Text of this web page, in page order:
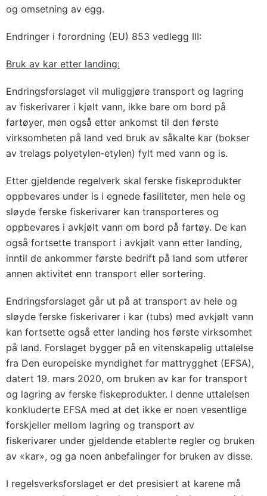
og omsetning av egg.
Endringer i forordning (EU) 853 vedlegg III:
Bruk av kar etter landing:
Endringsforslaget vil muliggjøre transport og lagring
av fiskerivarer i kjølt vann, ikke bare om bord på
fartøyer, men også etter ankomst til den første
virksomheten på land ved bruk av såkalte kar (bokser
av trelags polyetylen‐etylen) fylt med vann og is.
Etter gjeldende regelverk skal ferske fiskeprodukter
oppbevares under is i egnede fasiliteter, men hele og
sløyde ferske fiskerivarer kan transporteres og
oppbevares i avkjølt vann om bord på fartøy. De kan
også fortsette transport i avkjølt vann etter landing,
inntil de ankommer første bedrift på land som utfører
annen aktivitet enn transport eller sortering.
Endringsforslaget går ut på at transport av hele og
sløyde ferske fiskerivarer i kar (tubs) med avkjølt vann
kan fortsette også etter landing hos første virksomhet
på land. Forslaget bygger på en vitenskapelig uttalelse
fra Den europeiske myndighet for mattrygghet (EFSA),
datert 19. mars 2020, om bruken av kar for transport
og lagring av ferske fiskeprodukter. I denne uttalelsen
konkluderte EFSA med at det ikke er noen vesentlige
forskjeller mellom lagring og transport av
fiskerivarer under gjeldende etablerte regler og bruken
av «kar», og ga noen anbefalinger for bruken av disse.
I regelsverksforslaget er det presisiert at karene må